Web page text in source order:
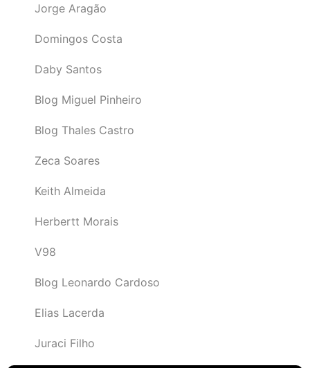
Jorge Aragão
Domingos Costa
Daby Santos
Blog Miguel Pinheiro
Blog Thales Castro
Zeca Soares
Keith Almeida
Herbertt Morais
V98
Blog Leonardo Cardoso
Elias Lacerda
Juraci Filho